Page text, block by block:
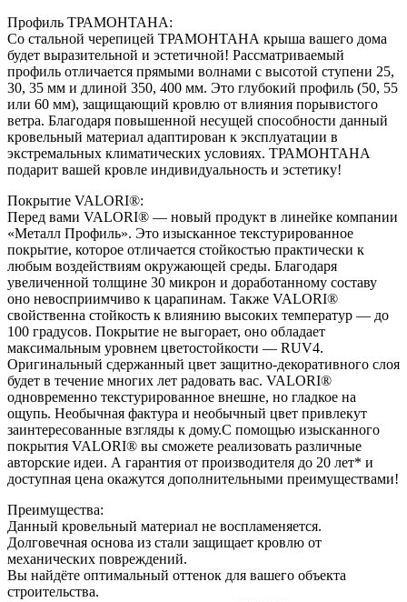
Профиль ТРАМОНТАНА:
Со стальной черепицей ТРАМОНТАНА крыша вашего дома
будет выразительной и эстетичной! Рассматриваемый
профиль отличается прямыми волнами с высотой ступени 25,
30, 35 мм и длиной 350, 400 мм. Это глубокий профиль (50, 55
или 60 мм), защищающий кровлю от влияния порывистого
ветра. Благодаря повышенной несущей способности данный
кровельный материал адаптирован к эксплуатации в
экстремальных климатических условиях. ТРАМОНТАНА
подарит вашей кровле индивидуальность и эстетику!
Покрытие VALORI®:
Перед вами VALORI® — новый продукт в линейке компании
«Металл Профиль». Это изысканное текстурированное
покрытие, которое отличается стойкостью практически к
любым воздействиям окружающей среды. Благодаря
увеличенной толщине 30 микрон и доработанному составу
оно невосприимчиво к царапинам. Также VALORI®
свойственна стойкость к влиянию высоких температур — до
100 градусов. Покрытие не выгорает, оно обладает
максимальным уровнем цветостойкости — RUV4.
Оригинальный сдержанный цвет защитно-декоративного слоя
будет в течение многих лет радовать вас. VALORI®
одновременно текстурированное внешне, но гладкое на
ощупь. Необычная фактура и необычный цвет привлекут
заинтересованные взгляды к дому.С помощью изысканного
покрытия VALORI® вы сможете реализовать различные
авторские идеи. А гарантия от производителя до 20 лет* и
доступная цена окажутся дополнительными преимуществами!
Преимущества:
Данный кровельный материал не воспламеняется.
Долговечная основа из стали защищает кровлю от
механических повреждений.
Вы найдёте оптимальный оттенок для вашего объекта
строительства.